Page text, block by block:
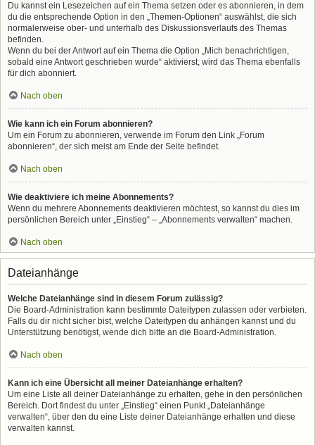
Du kannst ein Lesezeichen auf ein Thema setzen oder es abonnieren, in dem
du die entsprechende Option in den „Themen-Optionen“ auswählst, die sich
normalerweise ober- und unterhalb des Diskussionsverlaufs des Themas
befinden.
Wenn du bei der Antwort auf ein Thema die Option „Mich benachrichtigen,
sobald eine Antwort geschrieben wurde“ aktivierst, wird das Thema ebenfalls
für dich abonniert.
Nach oben
Wie kann ich ein Forum abonnieren?
Um ein Forum zu abonnieren, verwende im Forum den Link „Forum
abonnieren“, der sich meist am Ende der Seite befindet.
Nach oben
Wie deaktiviere ich meine Abonnements?
Wenn du mehrere Abonnements deaktivieren möchtest, so kannst du dies im
persönlichen Bereich unter „Einstieg“ – „Abonnements verwalten“ machen.
Nach oben
Dateianhänge
Welche Dateianhänge sind in diesem Forum zulässig?
Die Board-Administration kann bestimmte Dateitypen zulassen oder verbieten.
Falls du dir nicht sicher bist, welche Dateitypen du anhängen kannst und du
Unterstützung benötigst, wende dich bitte an die Board-Administration.
Nach oben
Kann ich eine Übersicht all meiner Dateianhänge erhalten?
Um eine Liste all deiner Dateianhänge zu erhalten, gehe in den persönlichen
Bereich. Dort findest du unter „Einstieg“ einen Punkt „Dateianhänge
verwalten“, über den du eine Liste deiner Dateianhänge erhalten und diese
verwalten kannst.